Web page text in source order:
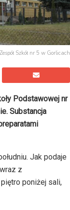
Szkół nr 5 w Gorlicach
Podstawowej nr
Substancja
Jak podaje
z
poniżej sali,